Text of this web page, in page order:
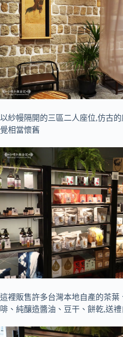
以紗幔隔開的三區二人座位,仿古
覺相當懷舊
這裡販售許多台灣本地自產的茶葉
啡、純釀造醬油、豆干、餅乾,送